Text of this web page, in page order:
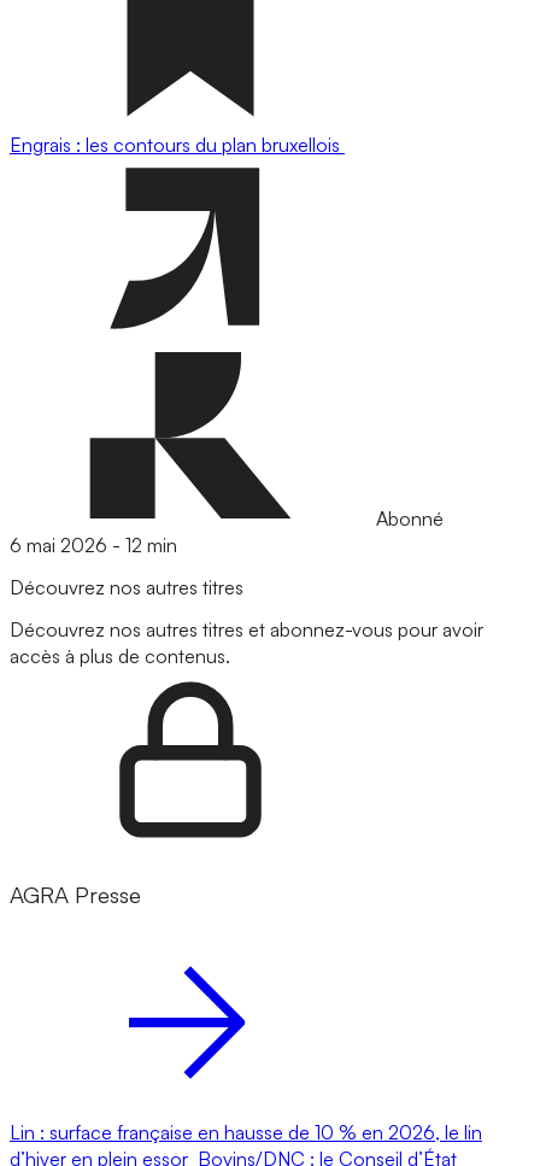
Engrais : les contours du plan bruxellois
Abonné
6 mai 2026 - 12 min
Découvrez nos autres titres
Découvrez nos autres titres et abonnez-vous pour avoir
accès à plus de contenus.
AGRA Presse
Lin : surface française en hausse de 10 % en 2026, le lin
d’hiver en plein essor Bovins/DNC : le Conseil d’État